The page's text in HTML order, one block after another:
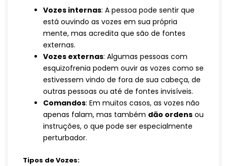
Vozes internas: A pessoa pode sentir que
está ouvindo as vozes em sua própria
mente, mas acredita que são de fontes
externas.
Vozes externas: Algumas pessoas com
esquizofrenia podem ouvir as vozes como se
estivessem vindo de fora de sua cabeça, de
outras pessoas ou até de fontes invisíveis.
Comandos: Em muitos casos, as vozes não
apenas falam, mas também dão ordens ou
instruções, o que pode ser especialmente
perturbador.
Tipos de Vozes: